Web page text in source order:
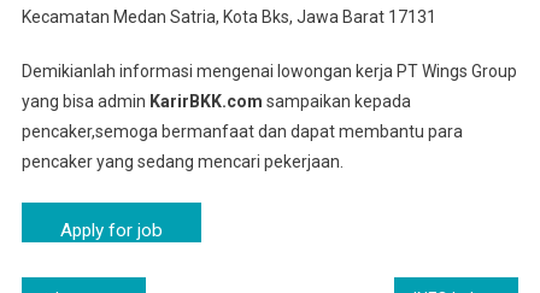
Kecamatan Medan Satria, Kota Bks, Jawa Barat 17131
Demikianlah informasi mengenai lowongan kerja PT Wings Group
yang bisa admin KarirBKK.com sampaikan kepada
pencaker,semoga bermanfaat dan dapat membantu para
pencaker yang sedang mencari pekerjaan.